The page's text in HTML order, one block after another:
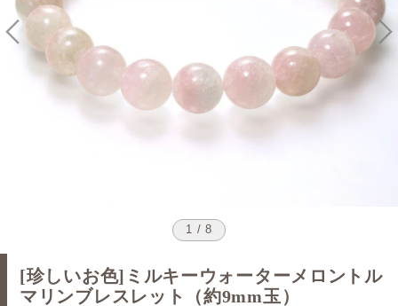
1 / 8
[珍しいお色]ミルキーウォーターメロントル
マリンブレスレット（約9mm玉）